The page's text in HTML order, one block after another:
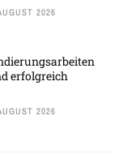
2026
erfolgreich
2026